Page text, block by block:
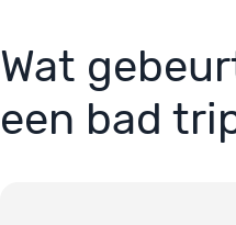
Wat
een bad